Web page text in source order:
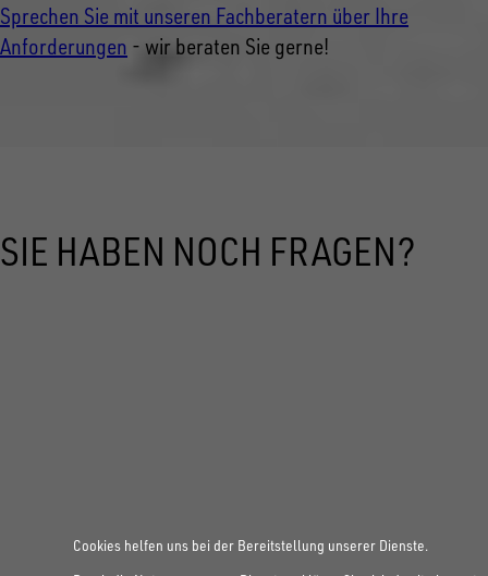
Sprechen Sie mit unseren Fachberatern über Ihre
Anforderungen - wir beraten Sie gerne!
SIE HABEN NOCH FRAGEN?
Cookies helfen uns bei der Bereitstellung unserer Dienste.